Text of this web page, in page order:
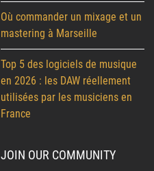
Où commander un mixage et un
mastering à Marseille
Top 5 des logiciels de musique
en 2026 : les DAW réellement
utilisées par les musiciens en
France
JOIN OUR COMMUNITY